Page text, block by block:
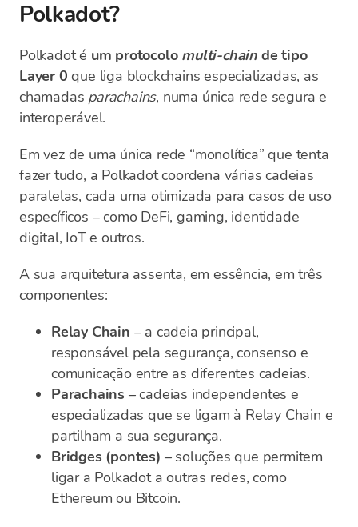
Polkadot?
Polkadot é um protocolo multi-chain de tipo
Layer 0 que liga blockchains especializadas, as
chamadas parachains, numa única rede segura e
interoperável.
Em vez de uma única rede “monolítica” que tenta
fazer tudo, a Polkadot coordena várias cadeias
paralelas, cada uma otimizada para casos de uso
específicos – como DeFi, gaming, identidade
digital, IoT e outros.
A sua arquitetura assenta, em essência, em três
componentes:
Relay Chain – a cadeia principal,
responsável pela segurança, consenso e
comunicação entre as diferentes cadeias.
Parachains – cadeias independentes e
especializadas que se ligam à Relay Chain e
partilham a sua segurança.
Bridges (pontes) – soluções que permitem
ligar a Polkadot a outras redes, como
Ethereum ou Bitcoin.